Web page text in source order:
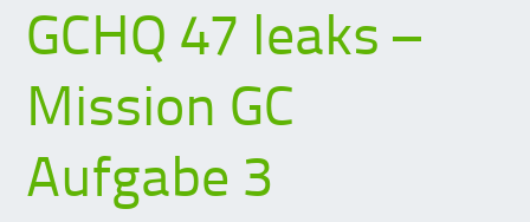
GCHQ 47 leaks –
Mission GC
Aufgabe 3